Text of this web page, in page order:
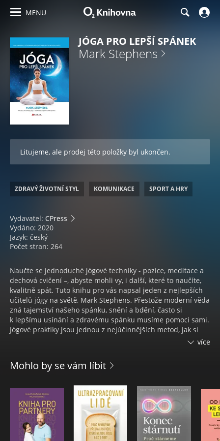
MENU
JÓGA PRO LEPŠÍ SPÁNEK
Mark Stephens
Litujeme, ale prodej této položky byl ukončen.
ZDRAVÝ ŽIVOTNÍ STYL KOMUNIKACE SPORT A HRY
Vydavatel: CPress
Vydáno: 2020
Jazyk: český
Počet stran: 264
Naučte se jednoduché jógové techniky - pozice, meditace a
dechová cvičení –, abyste mohli vy, i další, které to naučíte,
kvalitně spát. Tuto knihu pro vás napsal jeden z nejlepších
učitelů jógy na světě, Mark Stephens. Přestože moderní věda
zná tajemství našeho spánku, snění a bdění, často si
k lepšímu usínání a zdravému spánku musíme pomoci sami.
Jógové praktiky jsou jednou z nejúčinnějších metod, jak si
kvalitu spánku zlepšit a lépe ho využít k celkové regeneraci
meditační praktiky. Najdete zde základní sestavy pro dobrý
specificky zaměřená cvičení: při nadměrném vybuzení,
depresi, letargii, spánkové apnoi. Kniha dále přihlíží
k jednotlivým věkovým skupinám a jejich potřebám, takže
zde naleznete řešení od adolescentů po seniory. S ohledem
na omezení hybnosti a poruchy rovnováhy těch nejstarších
je zde samostatná kapitola jógy cvičené na židli. Kromě jógy
více
Mohlo by se vám líbit